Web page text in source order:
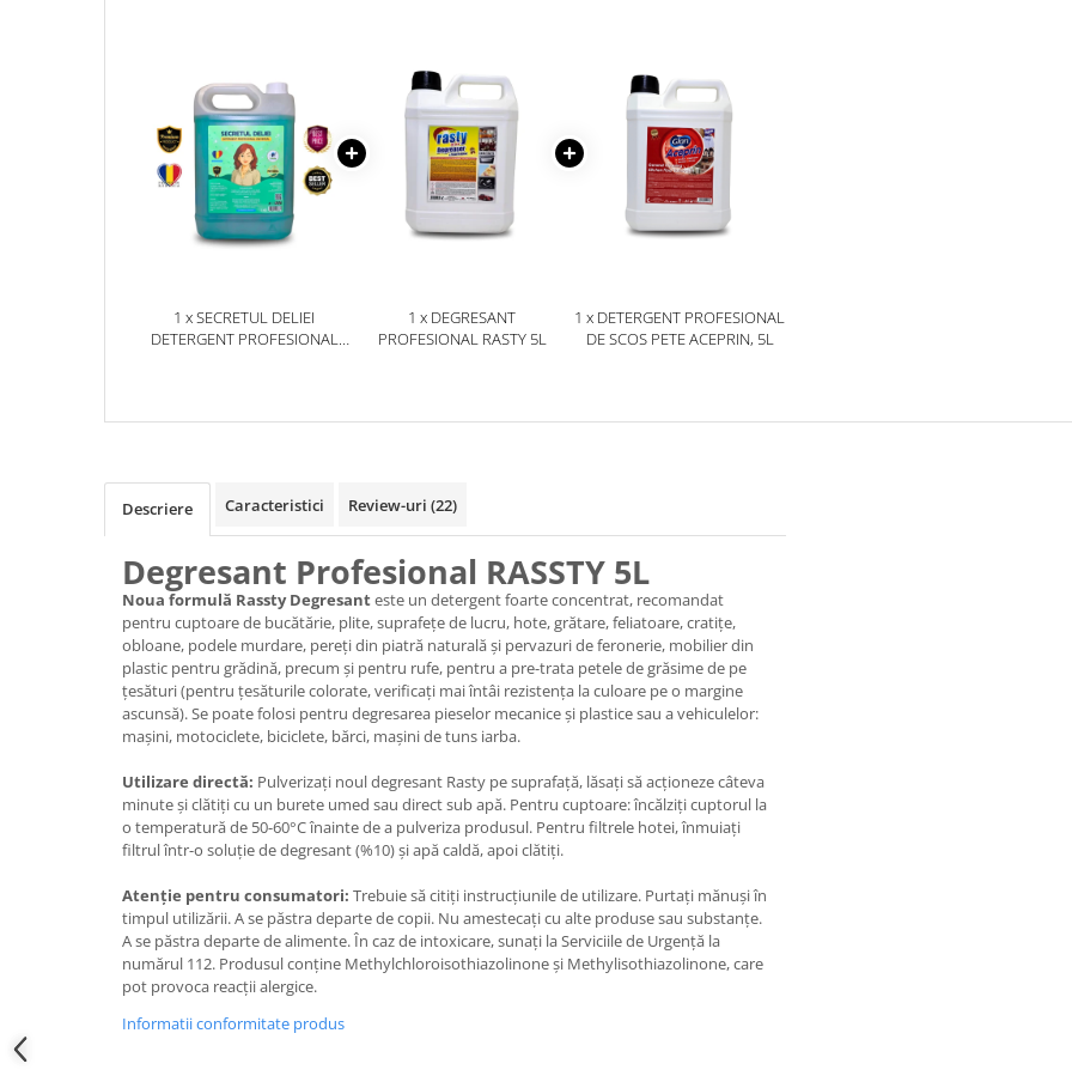
1 x SECRETUL DELIEI
DETERGENT PROFESIONAL
1 x DEGRESANT
PROFESIONAL RASTY 5L
1 x DETERGENT PROFESIONAL
DE SCOS PETE ACEPRIN, 5L
Descriere Caracteristici Review-uri (22)
Degresant Profesional RASSTY 5L
Noua formulă Rassty Degresanteste un detergent foarte concentrat, recomandat
pentru cuptoare de bucătărie, plite, suprafețe de lucru, hote, grătare, feliatoare, cratițe,
obloane, podele murdare, pereți din piatră naturală și pervazuri de feronerie, mobilier din
plastic pentru grădină, precum și pentru rufe, pentru a pre-trata petele de grăsime de pe
țesături (pentru țesăturile colorate, verificați mai întâi rezistența la culoare pe o margine
ascunsă). Se poate folosi pentru degresarea pieselor mecanice și plastice sau a vehiculelor:
mașini, motociclete, biciclete, bărci, mașini de tuns iarba.
Utilizare directă: Pulverizați noul degresant Rasty pe suprafață, lăsați să acționeze câteva
minute și clătiți cu un burete umed sau direct sub apă. Pentru cuptoare: încălziți cuptorul la
o temperatură de 50-60°C înainte de a pulveriza produsul. Pentru filtrele hotei, înmuiați
filtrul într-o soluție de degresant (%10) și apă caldă, apoi clătiți.
Atenție pentru consumatori: Trebuie să citiți instrucțiunile de utilizare. Purtați mănuși în
timpul utilizării. A se păstra departe de copii. Nu amestecați cu alte produse sau substanțe.
A se păstra departe de alimente. În caz de intoxicare, sunați la Serviciile de Urgență la
numărul 112. Produsul conține Methylchloroisothiazolinone și Methylisothiazolinone, care
pot provoca reacții alergice.
Informatii conformitate produs